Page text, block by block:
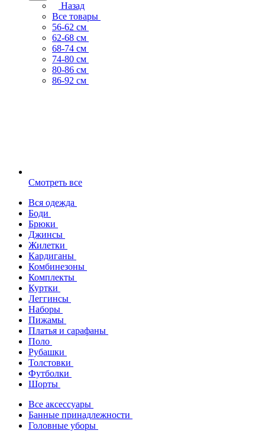
Назад
Все товары
56-62 см
62-68 см
68-74 см
74-80 см
80-86 см
86-92 см
Смотреть все
Вся одежда
Боди
Брюки
Джинсы
Жилетки
Кардиганы
Комбинезоны
Комплекты
Куртки
Леггинсы
Наборы
Пижамы
Платья и сарафаны
Поло
Рубашки
Толстовки
Футболки
Шорты
Все аксессуары
Банные принадлежности
Головные уборы